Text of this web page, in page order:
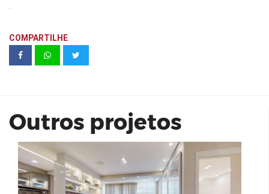
COMPARTILHE
Outros projetos
SERENNE BARUERI | ZINCO